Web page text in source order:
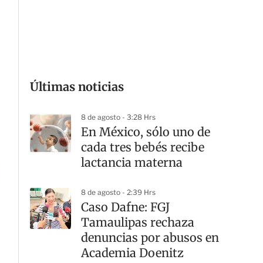
Últimas noticias
8 de agosto - 3:28 Hrs
En México, sólo uno de
cada tres bebés recibe
lactancia materna
8 de agosto - 2:39 Hrs
Caso Dafne: FGJ
Tamaulipas rechaza
denuncias por abusos en
Academia Doenitz